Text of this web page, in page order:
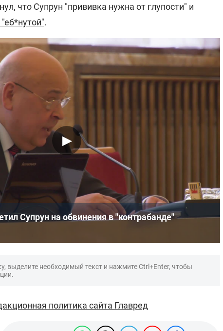
что Супрун "прививка нужна от глупости" и
.
Супрун на обвинения в "контрабанде"
выделите необходимый текст и нажмите Ctrl+Enter, чтобы
политика сайта Главред